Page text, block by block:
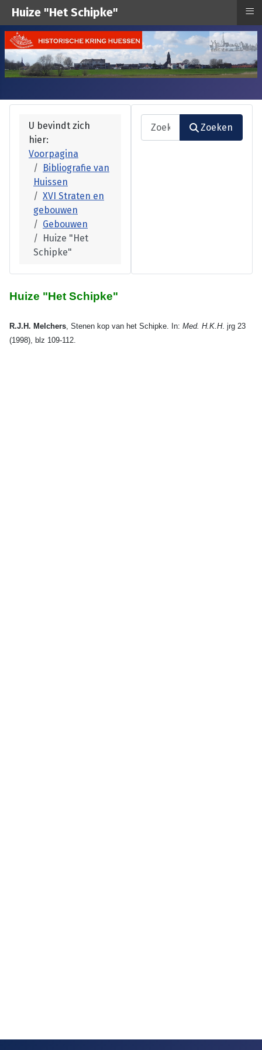
U bevindt zich
hier:
Voorpagina
Bibliografie van
Huissen
XVI Straten en
gebouwen
Gebouwen
Huize "Het
Schipke"
Zoeken
Zoeken
Huize "Het Schipke"
R.J.H. Melchers, Stenen kop van het Schipke. In: Med. H.K.H. jrg 23
(1998), blz 109-112.
Huize "Het Schipke" ≡